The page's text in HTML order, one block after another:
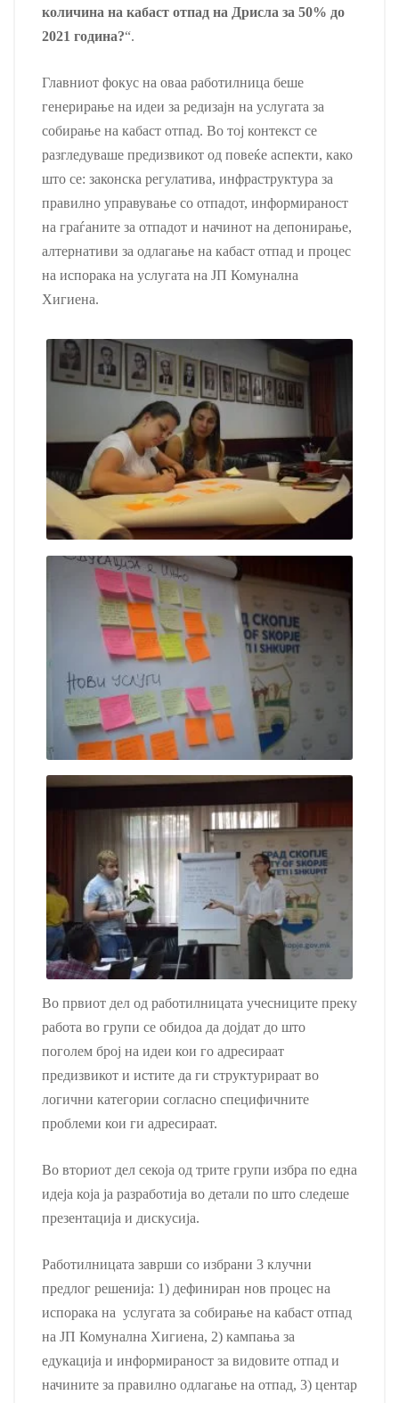
количина на кабаст отпад на Дрисла за 50% до
2021 година?“.
Главниот фокус на оваа работилница беше
генерирање на идеи за редизајн на услугата за
собирање на кабаст отпад. Во тој контекст се
разгледуваше предизвикот од повеќе аспекти, како
што се: законска регулатива, инфраструктура за
правилно управување со отпадот, информираност
на граѓаните за отпадот и начинот на депонирање,
алтернативи за одлагање на кабаст отпад и процес
на испорака на услугата на ЈП Комунална
Хигиена.
Во првиот дел од работилницата учесниците преку
работа во групи се обидоа да дојдат до што
поголем број на идеи кои го адресираат
предизвикот и истите да ги структурираат во
логични категории согласно специфичните
проблеми кои ги адресираат.
Во вториот дел секоја од трите групи избра по една
идеја која ја разработија во детали по што следеше
презентација и дискусија.
Работилницата заврши со избрани 3 клучни
предлог решенија: 1) дефиниран нов процес на
испорака на услугата за собирање на кабаст отпад
на ЈП Комунална Хигиена, 2) кампања за
едукација и информираност за видовите отпад и
начините за правилно одлагање на отпад, 3) центар